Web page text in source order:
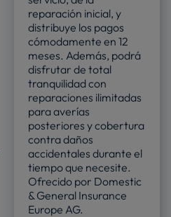
reparación inicial, y
distribuye los pagos
cómodamente en 12
meses. Además, podrá
disfrutar de total
tranquilidad con
reparaciones ilimitadas
para averías
posteriores y cobertura
contra daños
accidentales durante el
tiempo que necesite.
Ofrecido por Domestic
& General Insurance
Europe AG.